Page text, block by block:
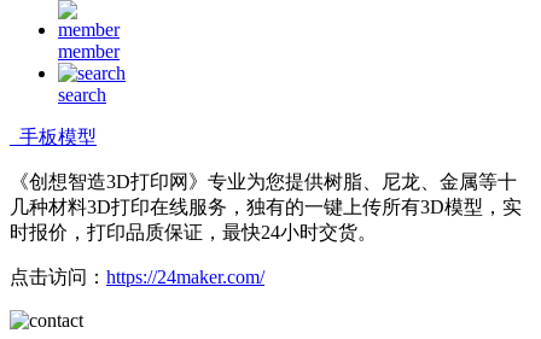
member
search
手板模型
《创想智造3D打印网》专业为您提供树脂、尼龙、金属等十
几种材料3D打印在线服务，独有的一键上传所有3D模型，实
时报价，打印品质保证，最快24小时交货。
点击访问： https://24maker.com/